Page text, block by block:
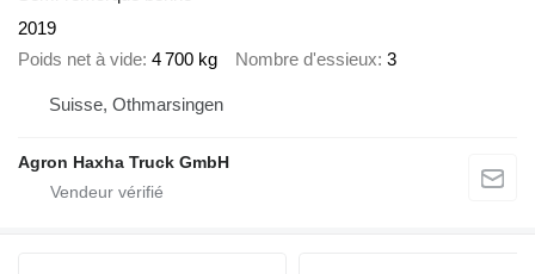
2019
Poids net à vide 4 700 kg Nombre d'essieux 3
Suisse, Othmarsingen
Agron Haxha Truck GmbH